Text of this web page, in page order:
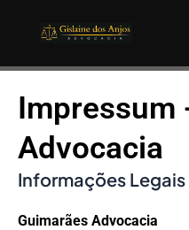
Impressum
Advocacia
Informações Legais
Guimarães Advocacia